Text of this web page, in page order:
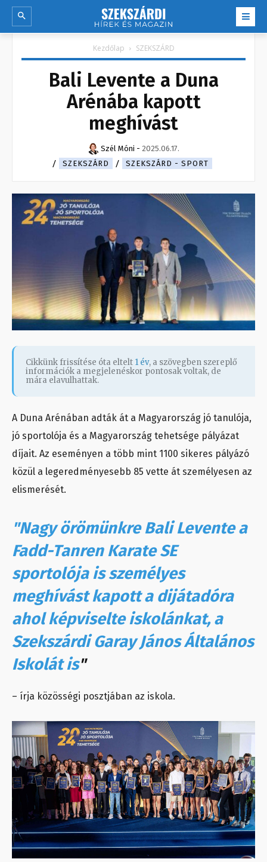
Kezdőlap SZEKSZÁRD
Bali Levente a Duna
Arénába kapott
meghívást
Szél Móni - 2025.06.17.
SZEKSZÁRD
SZEKSZÁRD - SPORT
Cikkünk frissítése óta eltelt 1 év, a szövegben szereplő
információk a megjelenéskor pontosak voltak, de
mára elavulhattak.
A Duna Arénában adták át a Magyarország jó tanulója,
jó sportolója és a Magyarország tehetsége pályázat
díjait. Az eseményen a több mint 1100 sikeres pályázó
közül a legeredményesebb 85 vette át személyesen az
elismerését.
"Nagy örömünkre Bali Levente a
Fadd-Tanren Karate SE
sportolója is személyes
meghívást kapott a dijátadóra
ahol képviselte iskolánkat, a
Szekszárdi Garay János Általános
Iskolát is"
– írja közösségi posztjában az iskola.